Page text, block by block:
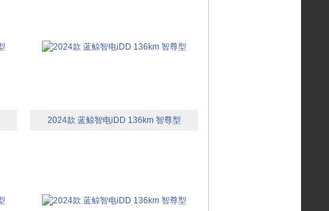
2024款 蓝鲸智电iDD 136km 智尊型